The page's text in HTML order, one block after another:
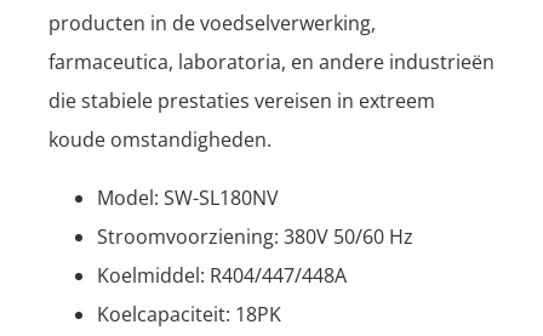
producten in de voedselverwerking,
farmaceutica, laboratoria, en andere industrieën
die stabiele prestaties vereisen in extreem
koude omstandigheden.
Model: SW-SL180NV
Stroomvoorziening: 380V 50/60 Hz
Koelmiddel: R404/447/448A
Koelcapaciteit: 18PK